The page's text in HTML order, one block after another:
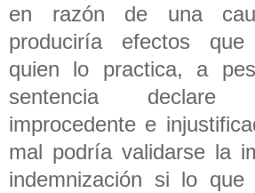
en razón de una
produciría efectos
quien lo practica, a
sentencia
improcedente e
mal podría validarse la
indemnización si lo